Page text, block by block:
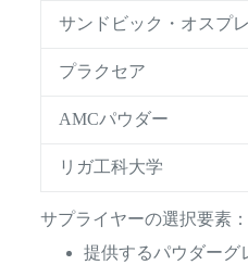
サンドビック・オスプ
プラクセア
AMCパウダー
リガ工科大学
サプライヤーの選択要素：
提供するパウダーグ